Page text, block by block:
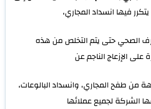
فيها انسداد المجاري،
الصحي حتى يتم التخلص من هذه
الإزعاج الناجم عن
من طفح المجاري، وانسداد البالوعات،
الشركة لجميع عملائها